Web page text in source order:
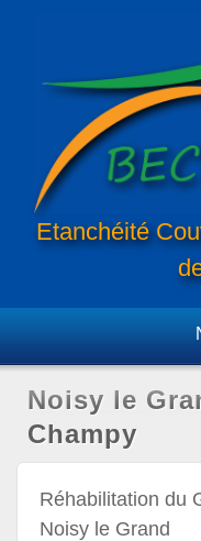
Noisy le
Champy
Réhabilitation du
Noisy le Grand